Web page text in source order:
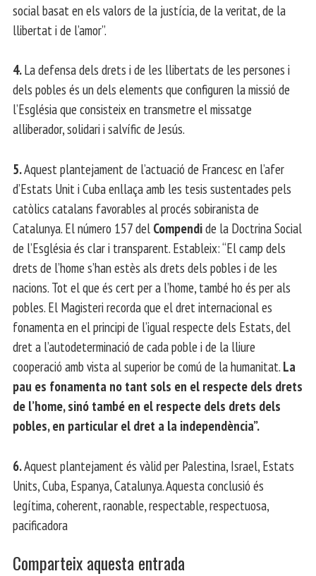
social basat en els valors de la justícia, de la veritat, de la
llibertat i de l’amor”.
4.La defensa dels drets i de les llibertats de les persones i
dels pobles és un dels elements que configuren la missió de
l’Església que consisteix en transmetre el missatge
alliberador, solidari i salvífic de Jesús.
5.Aquest plantejament de l’actuació de Francesc en l’afer
d’Estats Unit i Cuba enllaça amb les tesis sustentades pels
catòlics catalans favorables al procés sobiranista de
Catalunya. El número 157 del Compendide la Doctrina Social
de l’Església és clar i transparent. Estableix: “El camp dels
drets de l’home s’han estès als drets dels pobles i de les
nacions. Tot el que és cert per a l’home, també ho és per als
pobles. El Magisteri recorda que el dret internacional es
fonamenta en el principi de l’igual respecte dels Estats, del
dret a l’autodeterminació de cada poble i de la lliure
cooperació amb vista al superior be comú de la humanitat. La
pau es fonamenta no tant sols en el respecte dels drets
de l’home, sinó també en el respecte dels drets dels
pobles, en particular el dret a la independència”.
6.Aquest plantejament és vàlid per Palestina, Israel, Estats
Units, Cuba, Espanya, Catalunya. Aquesta conclusió és
legítima, coherent, raonable, respectable, respectuosa,
pacificadora
Comparteix aquesta entrada